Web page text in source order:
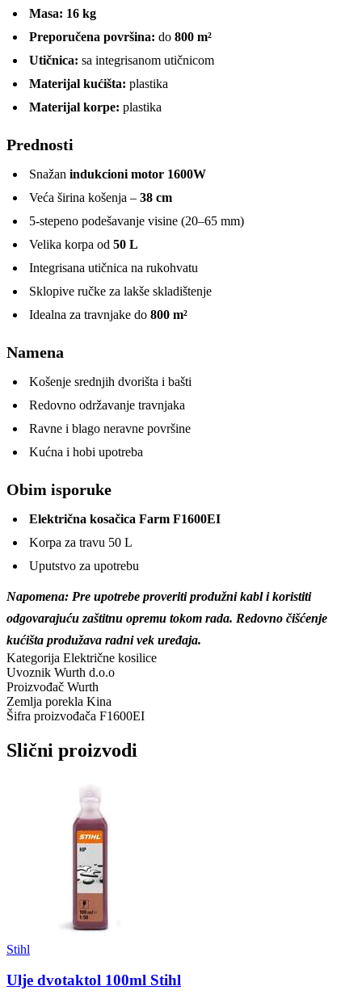
Masa: 16 kg
Preporučena površina: do 800 m²
Utičnica: sa integrisanom utičnicom
Materijal kućišta: plastika
Materijal korpe: plastika
Prednosti
Snažan indukcioni motor 1600W
Veća širina košenja – 38 cm
5-stepeno podešavanje visine (20–65 mm)
Velika korpa od 50 L
Integrisana utičnica na rukohvatu
Sklopive ručke za lakše skladištenje
Idealna za travnjake do 800 m²
Namena
Košenje srednjih dvorišta i bašti
Redovno održavanje travnjaka
Ravne i blago neravne površine
Kućna i hobi upotreba
Obim isporuke
Električna kosačica Farm F1600EI
Korpa za travu 50 L
Uputstvo za upotrebu
Napomena: Pre upotrebe proveriti produžni kabl i koristiti
odgovarajuću zaštitnu opremu tokom rada. Redovno čišćenje
kućišta produžava radni vek uređaja.
Kategorija Električne kosilice
Uvoznik Wurth d.o.o
Proizvođač Wurth
Zemlja porekla Kina
Šifra proizvođača F1600EI
Slični proizvodi
Stihl
Ulje dvotaktol 100ml Stihl